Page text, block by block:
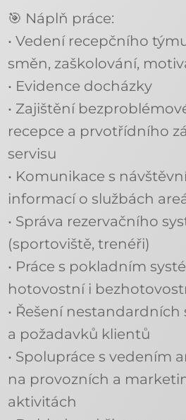
🎯 Náplň práce:
• Vedení recepčního
směn, zaškolování,
• Evidence docházky
• Zajištění
recepce a prvotřídního
servisu
• Komunikace s
informací o službách
• Správa rezervačního
(sportoviště, trenéři)
• Práce s pokladním
hotovostní i
• Řešení
a požadavků klientů
• Spolupráce s vedením
na provozních a
aktivitách